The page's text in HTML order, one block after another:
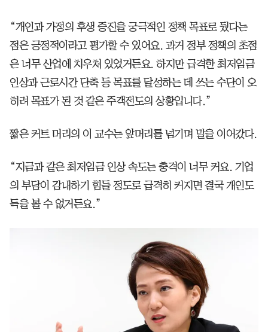
“개인과 가정의 후생 증진을 궁극적인 정책 목표로 뒀다는
점은 긍정적이라고 평가할 수 있어요. 과거 정부 정책의 초점
은 너무 산업에 치우쳐 있었거든요. 하지만 급격한 최저임금
인상과 근로시간 단축 등 목표를 달성하는 데 쓰는 수단이 오
히려 목표가 된 것 같은 주객전도의 상황입니다.”
짧은 커트 머리의 이 교수는 앞머리를 넘기며 말을 이어갔다.
“지금과 같은 최저임금 인상 속도는 충격이 너무 커요. 기업
의 부담이 감내하기 힘들 정도로 급격히 커지면 결국 개인도
득을 볼 수 없거든요.”